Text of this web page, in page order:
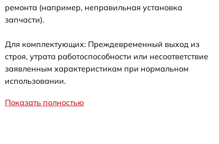
ремонта (например, неправильная установка
запчасти).
Для комплектующих: Преждевременный выход из
строя, утрата работоспособности или несоответствие
заявленным характеристикам при нормальном
использовании.
Показать полностью